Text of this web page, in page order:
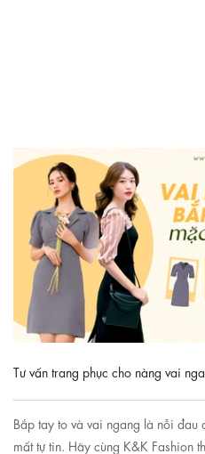
Tư vấn trang phục cho nàng vai
Bắp tay to và vai ngang là nỗi đau
mất tự tin. Hãy cùng K&K Fashion